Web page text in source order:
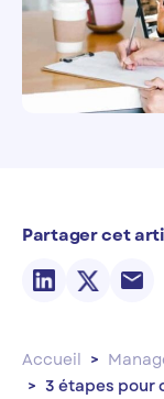
Partager cet
Accueil
3 étapes pour